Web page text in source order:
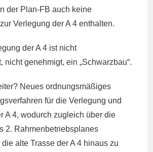
der Plan-FB auch keine
Verlegung der A 4 enthalten.
der A 4 ist nicht
nicht genehmigt, ein „Schwarzbau“.
Neues ordnungsmäßiges
für die Verlegung und
A 4, wodurch zugleich über die
2. Rahmenbetriebsplanes
alte Trasse der A 4 hinaus zu